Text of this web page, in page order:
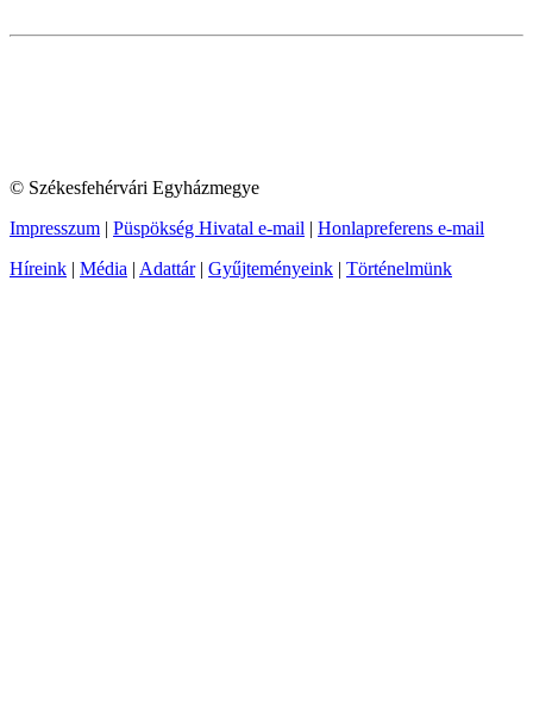
© Székesfehérvári Egyházmegye
Impresszum | Püspökség Hivatal e-mail | Honlapreferens e-mail
Híreink | Média | Adattár| Gyűjteményeink | Történelmünk